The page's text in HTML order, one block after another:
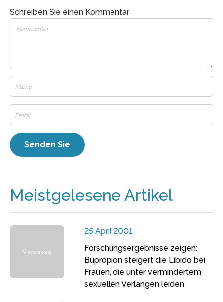
Schreiben Sie einen Kommentar
Meistgelesene Artikel
25 April 2001
Forschungsergebnisse zeigen:
Bupropion steigert die Libido bei
Frauen, die unter vermindertem
sexuellen Verlangen leiden